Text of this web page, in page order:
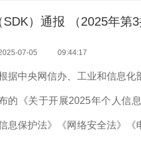
）通报 （2025年第3
07-05 09:44:17
据中央网信办、工业和信息化
的《关于开展2025年个人信
息保护法》《网络安全法》《